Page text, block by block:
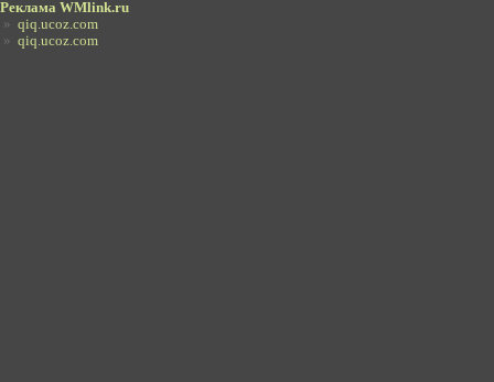
Реклама WMlink.ru
» qiq.ucoz.com
» qiq.ucoz.com